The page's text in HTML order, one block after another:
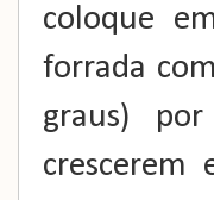
coloque
forrada
graus)
crescerem